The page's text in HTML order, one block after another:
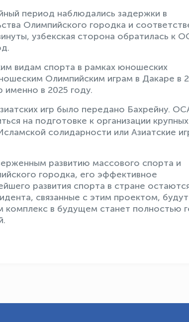
период наблюдались задержки в
Олимпийского городка и
узбекская сторона обратилась к
видам спорта в рамках юношеских
Олимпийским играм в Дакаре в
именно в 2025 году.
игр было передано Бахрейну.
на подготовке к организации крупных
солидарности или Азиатские
развитию массового спорта и
городка, его эффективное
развития спорта в стране
связанные с этим проектом, будут
в будущем станет полностью